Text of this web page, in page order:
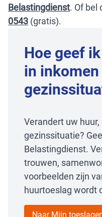
Belastingdienst. Of bel
0543 (gratis).
Hoe geef
in
Verandert uw
gezinssituatie?
Belastingdienst.
trouwen,
voorbeelden zijn
huurtoeslag wordt
Naar Mijn